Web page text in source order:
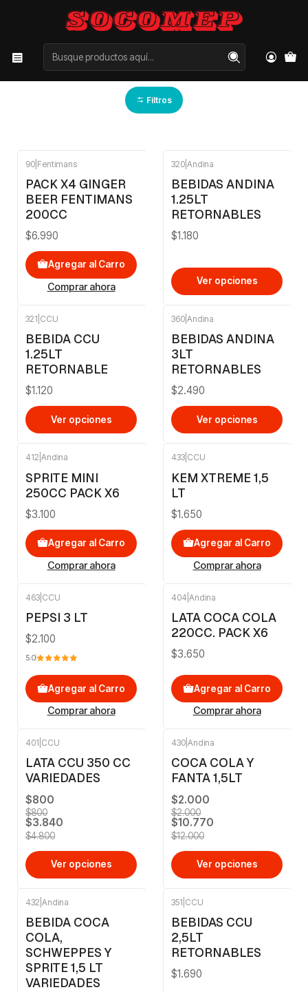
Inicio Categorías BEBIDAS
BEBIDAS
Filtros
90 Fentimans
PACK X4 GINGER
BEER FENTIMANS
200CC
$6.990
Agregar al Carro
Comprar ahora
320 Andina
BEBIDAS ANDINA
1.25LT
RETORNABLES
$1.180
Ver opciones
321 CCU
BEBIDA CCU
1.25LT
RETORNABLE
$1.120
Ver opciones
360 Andina
BEBIDAS ANDINA
3LT
RETORNABLES
$2.490
Ver opciones
412 Andina
SPRITE MINI
250CC PACK X6
$3.100
Agregar al Carro
Comprar ahora
433 CCU
KEM XTREME 1,5
LT
$1.650
Agregar al Carro
Comprar ahora
463 CCU
PEPSI 3 LT
$2.100
5.0
Agregar al Carro
Comprar ahora
404 Andina
LATA COCA COLA
220CC. PACK X6
$3.650
Agregar al Carro
Comprar ahora
401 CCU
LATA CCU 350 CC
VARIEDADES
$800
$800
$3.840
$4.800
Ver opciones
430 Andina
COCA COLA Y
FANTA 1,5LT
$2.000
$2.000
$10.770
$12.000
Ver opciones
432 Andina
BEBIDA COCA
COLA,
SCHWEPPES Y
SPRITE 1,5 LT
VARIEDADES
351 CCU
BEBIDAS CCU
2,5LT
RETORNABLES
$1.690